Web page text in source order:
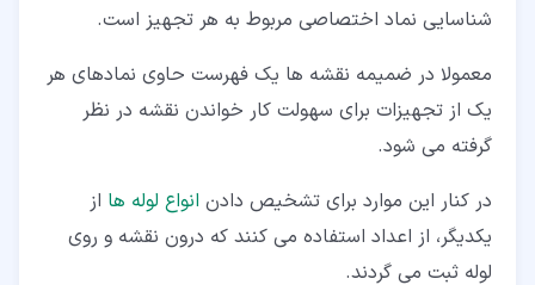
شناسایی نماد اختصاصی مربوط به هر تجهیز است.
معمولا در ضمیمه نقشه ها یک فهرست حاوی نمادهای هر
یک از تجهیزات برای سهولت کار خواندن نقشه در نظر
گرفته می شود.
در کنار این موارد برای تشخیص دادن انواع لوله ها از
یکدیگر، از اعداد استفاده می کنند که درون نقشه و روی
لوله ثبت می گردند.